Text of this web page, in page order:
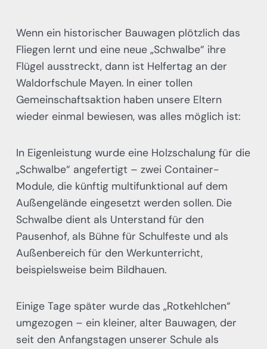
Wenn ein historischer Bauwagen plötzlich das
Fliegen lernt und eine neue „Schwalbe“ ihre
Flügel ausstreckt, dann ist Helfertag an der
Waldorfschule Mayen. In einer tollen
Gemeinschaftsaktion haben unsere Eltern
wieder einmal bewiesen, was alles möglich ist:
In Eigenleistung wurde eine Holzschalung für die
„Schwalbe“ angefertigt – zwei Container-
Module, die künftig multifunktional auf dem
Außengelände eingesetzt werden sollen. Die
Schwalbe dient als Unterstand für den
Pausenhof, als Bühne für Schulfeste und als
Außenbereich für den Werkunterricht,
beispielsweise beim Bildhauen.
Einige Tage später wurde das „Rotkehlchen“
umgezogen – ein kleiner, alter Bauwagen, der
seit den Anfangstagen unserer Schule als